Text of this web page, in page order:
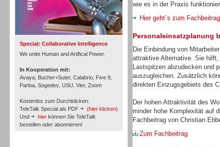
Special: Collaborative Intelligence
We unite Human and Artifical Power.
In Kooperation mit:
Avaya, Bucher+Suter, Calabrio, Five 9,
Parloa, Sogedes, USU, Vier, Zoom
Kostenlos zum Durchklicken:
TeleTalk Special als PDF
(hier klicken)
Und
hier können Sie TeleTalk
bestellen oder abonnieren!
Inbound
wie es in der Praxis
Hier geht´s zum Fachbeitrag
Personaleinsatzplanung
Die Einbindung von
attraktive Alternative. Sie
Lastspitzen abzudecken und
auszugleichen. Zusätzlich
direkten Einzugsgebiets des
Der hohen Attraktivität des
minder hohe Komplexität auf
Fachbeitrag von Christian
Zum Fachbeitrag